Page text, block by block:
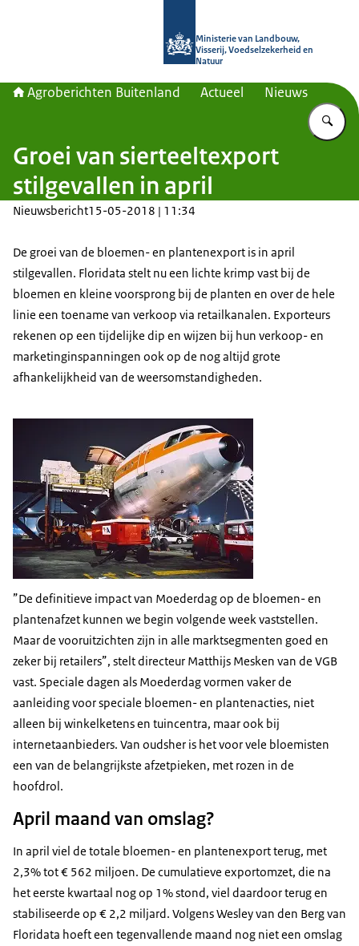
Ministerie van Landbouw,
Visserij, Voedselzekerheid en
Natuur
Agroberichten Buitenland Actueel Nieuws
Groei van sierteeltexport
stilgevallen in april
Nieuwsbericht15-05-2018 | 11:34
De groei van de bloemen- en plantenexport is in april
stilgevallen. Floridata stelt nu een lichte krimp vast bij de
bloemen en kleine voorsprong bij de planten en over de hele
linie een toename van verkoop via retailkanalen. Exporteurs
rekenen op een tijdelijke dip en wijzen bij hun verkoop- en
marketinginspanningen ook op de nog altijd grote
afhankelijkheid van de weersomstandigheden.
”De definitieve impact van Moederdag op de bloemen- en
plantenafzet kunnen we begin volgende week vaststellen.
Maar de vooruitzichten zijn in alle marktsegmenten goed en
zeker bij retailers”, stelt directeur Matthijs Mesken van de VGB
vast. Speciale dagen als Moederdag vormen vaker de
aanleiding voor speciale bloemen- en plantenacties, niet
alleen bij winkelketens en tuincentra, maar ook bij
internetaanbieders. Van oudsher is het voor vele bloemisten
een van de belangrijkste afzetpieken, met rozen in de
hoofdrol.
April maand van omslag?
In april viel de totale bloemen- en plantenexport terug, met
2,3% tot € 562 miljoen. De cumulatieve exportomzet, die na
het eerste kwartaal nog op 1% stond, viel daardoor terug en
stabiliseerde op € 2,2 miljard. Volgens Wesley van den Berg van
Floridata hoeft een tegenvallende maand nog niet een omslag